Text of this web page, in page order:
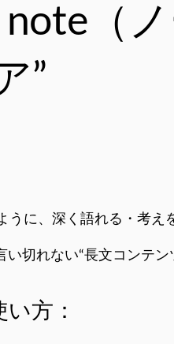
note（
”
うに、深く語れる・考え
い切れない“長文コンテン
方：